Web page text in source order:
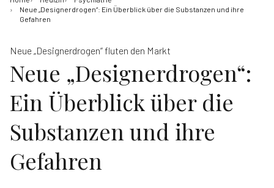
Neue „Designerdrogen“: Ein Überblick über die Substanzen und ihre
Gefahren
Neue „Designerdrogen“ fluten den Markt
Neue „Designerdrogen“:
Ein Überblick über die
Substanzen und ihre
Gefahren